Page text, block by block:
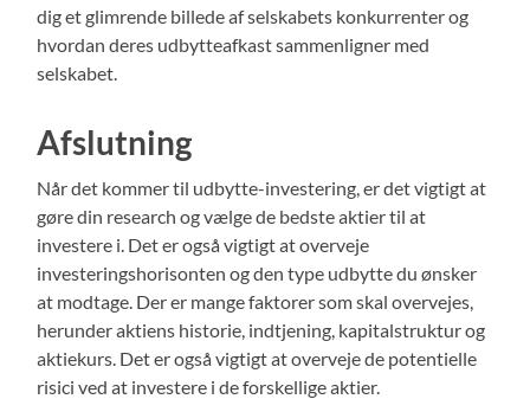
dig et glimrende billede af selskabets konkurrenter og
hvordan deres udbytteafkast sammenligner med
selskabet.
Afslutning
Når det kommer til udbytte-investering, er det vigtigt at
gøre din research og vælge de bedste aktier til at
investere i. Det er også vigtigt at overveje
investeringshorisonten og den type udbytte du ønsker
at modtage. Der er mange faktorer som skal overvejes,
herunder aktiens historie, indtjening, kapitalstruktur og
aktiekurs. Det er også vigtigt at overveje de potentielle
risici ved at investere i de forskellige aktier.